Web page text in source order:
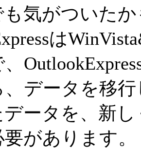
も気がついた
は
、データを移
ータを、新
があります。